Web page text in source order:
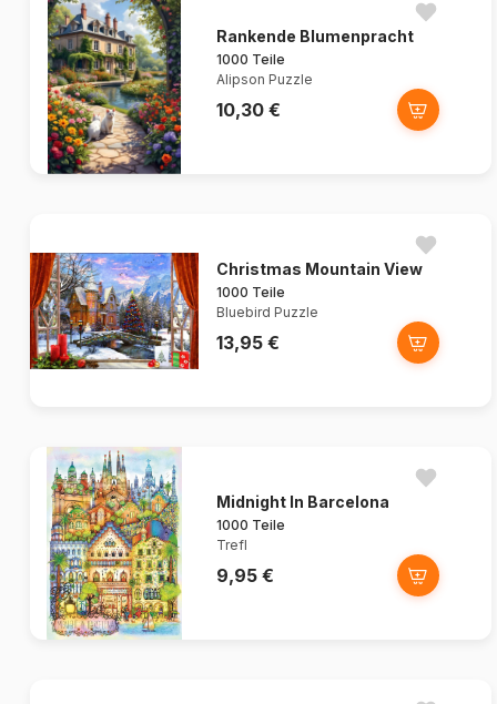
Rankende Blumenpracht
1000 Teile
Alipson Puzzle
10,30 €
Christmas Mountain View
1000 Teile
Bluebird Puzzle
13,95 €
Midnight In Barcelona
1000 Teile
Trefl
9,95 €